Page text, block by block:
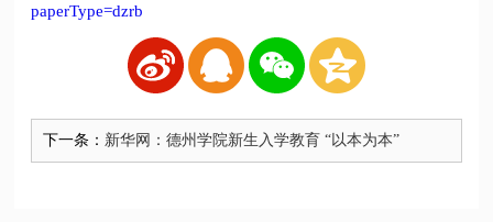
paperType=dzrb
下一条： 新华网：德州学院新生入学教育 “以本为本”